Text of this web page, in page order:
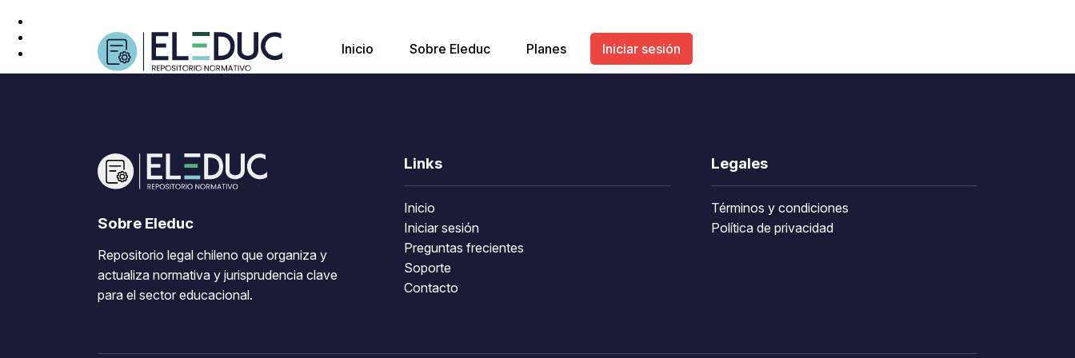
Inicio Sobre Eleduc Planes Iniciar sesión
Sobre Eleduc
Repositorio legal chileno que organiza y
actualiza normativa y jurisprudencia clave
para el sector educacional.
Links
Inicio
Iniciar sesión
Preguntas frecientes
Soporte
Contacto
Legales
Términos y condiciones
Política de privacidad